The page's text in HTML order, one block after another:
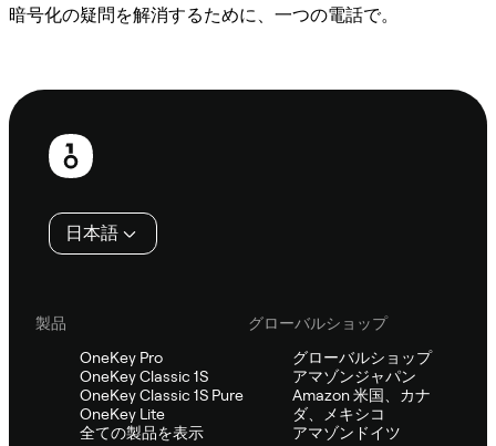
暗号化の疑問を解消するために、一つの電話で。
フ
日本語
製品
OneKey Pro
OneKey Classic 1S
OneKey Classic 1S Pure
OneKey Lite
全ての製品を表示
グローバルショップ
グローバルショップ
アマゾンジャパン
Amazon 米国、カナ
ダ、メキシコ
アマゾンドイツ